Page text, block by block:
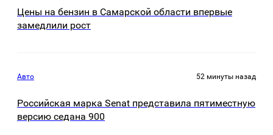
Цены на бензин в Самарской области впервые
замедлили рост
Авто 52 минуты назад
Российская марка Senat представила пятиместную
версию седана 900